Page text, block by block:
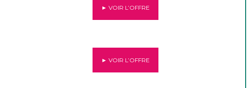
► VOIR L’OFFRE
► VOIR L’OFFRE